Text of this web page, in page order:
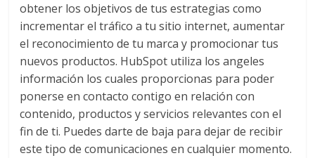
obtener los objetivos de tus estrategias como
incrementar el tráfico a tu sitio internet, aumentar
el reconocimiento de tu marca y promocionar tus
nuevos productos. HubSpot utiliza los angeles
información los cuales proporcionas para poder
ponerse en contacto contigo en relación con
contenido, productos y servicios relevantes con el
fin de ti. Puedes darte de baja para dejar de recibir
este tipo de comunicaciones en cualquier momento.